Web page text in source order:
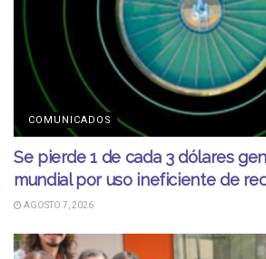
COMUNICADOS
Se pierde 1 de cada 3 dólares
mundial por uso ineficiente de
AGOSTO 7, 2026